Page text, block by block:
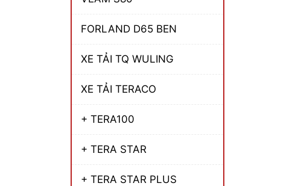
FORLAND D65 BEN
XE TẢI TQ WULING
XE TẢI TERACO
+ TERA100
+ TERA STAR
+ TERA STAR PLUS